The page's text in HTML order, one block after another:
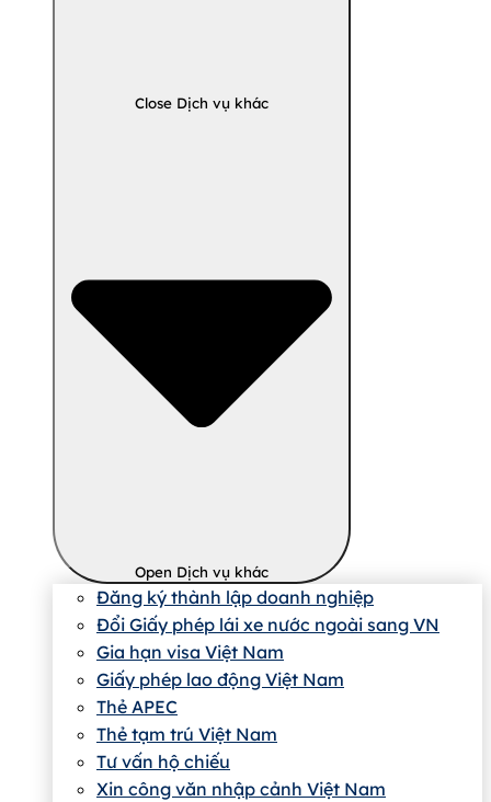
Close Dịch vụ khác
Open Dịch vụ khác
Đăng ký thành lập doanh nghiệp
Đổi Giấy phép lái xe nước ngoài sang VN
Gia hạn visa Việt Nam
Giấy phép lao động Việt Nam
Thẻ APEC
Thẻ tạm trú Việt Nam
Tư vấn hộ chiếu
Xin công văn nhập cảnh Việt Nam